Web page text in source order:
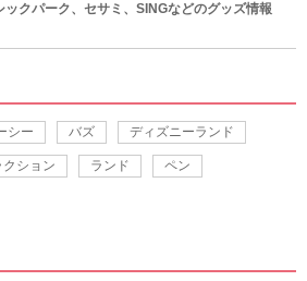
ックパーク、セサミ、SINGなどのグッズ情報
シー バズ ディズニーランド
クション ランド ペン